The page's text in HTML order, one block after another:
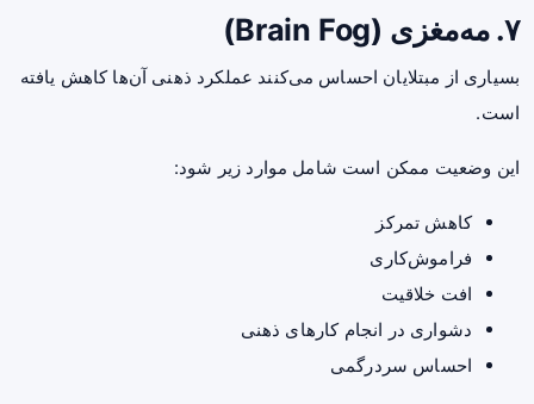
۷. مه‌مغزی (Brain Fog)
بسیاری از مبتلایان احساس می‌کنند عملکرد ذهنی آن‌ها کاهش یافته
است.
این وضعیت ممکن است شامل موارد زیر شود:
کاهش تمرکز
فراموش‌کاری
افت خلاقیت
دشواری در انجام کارهای ذهنی
احساس سردرگمی